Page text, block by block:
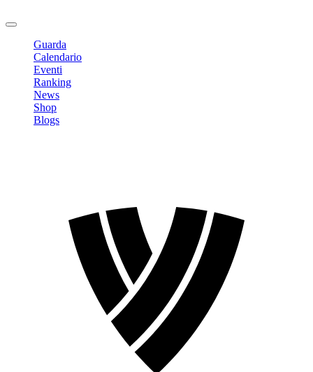
Guarda
Calendario
Eventi
Ranking
News
Shop
Blogs